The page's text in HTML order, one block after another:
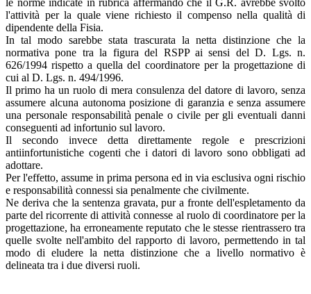
l'attività per la quale viene richiesto il compenso nella qualità di
dipendente della Fisia.
In tal modo sarebbe stata trascurata la netta distinzione che la
normativa pone tra la figura del RSPP ai sensi del D. Lgs. n.
626/1994 rispetto a quella del coordinatore per la progettazione di
cui al D. Lgs. n. 494/1996.
Il primo ha un ruolo di mera consulenza del datore di lavoro, senza
assumere alcuna autonoma posizione di garanzia e senza assumere
una personale responsabilità penale o civile per gli eventuali danni
conseguenti ad infortunio sul lavoro.
Il secondo invece detta direttamente regole e prescrizioni
antiinfortunistiche cogenti che i datori di lavoro sono obbligati ad
adottare.
Per l'effetto, assume in prima persona ed in via esclusiva ogni rischio
e responsabilità connessi sia penalmente che civilmente.
Ne deriva che la sentenza gravata, pur a fronte dell'espletamento da
parte del ricorrente di attività connesse al ruolo di coordinatore per la
progettazione, ha erroneamente reputato che le stesse rientrassero tra
quelle svolte nell'ambito del rapporto di lavoro, permettendo in tal
modo di eludere la netta distinzione che a livello normativo è
delineata tra i due diversi ruoli.